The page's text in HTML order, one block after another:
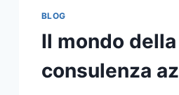
BLOG
Il mondo della
consulenza